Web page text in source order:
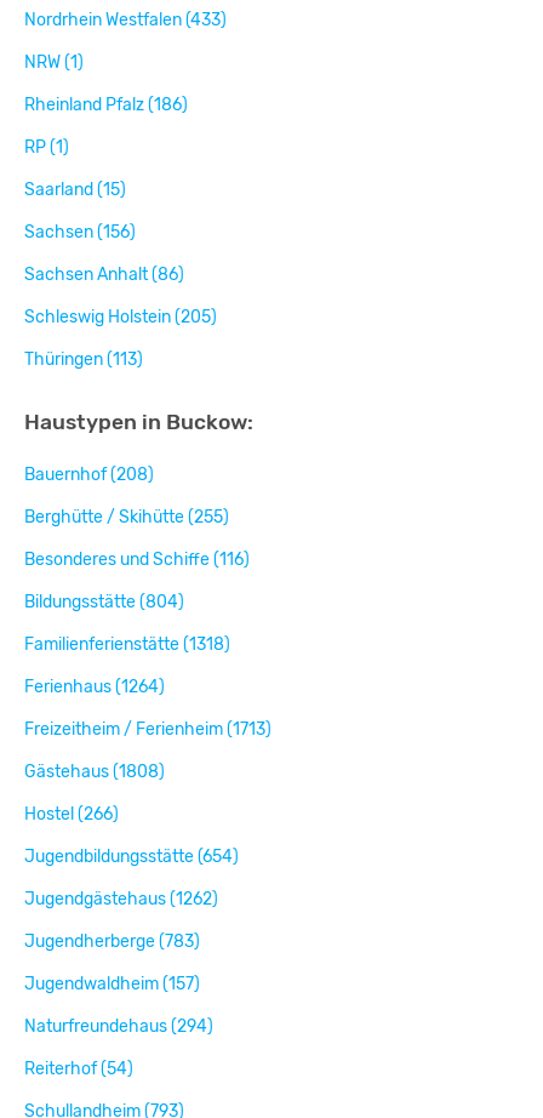
Nordrhein Westfalen (433)
NRW (1)
Rheinland Pfalz (186)
RP (1)
Saarland (15)
Sachsen (156)
Sachsen Anhalt (86)
Schleswig Holstein (205)
Thüringen (113)
Haustypen in Buckow:
Bauernhof (208)
Berghütte / Skihütte (255)
Besonderes und Schiffe (116)
Bildungsstätte (804)
Familienferienstätte (1318)
Ferienhaus (1264)
Freizeitheim / Ferienheim (1713)
Gästehaus (1808)
Hostel (266)
Jugendbildungsstätte (654)
Jugendgästehaus (1262)
Jugendherberge (783)
Jugendwaldheim (157)
Naturfreundehaus (294)
Reiterhof (54)
Schullandheim (793)